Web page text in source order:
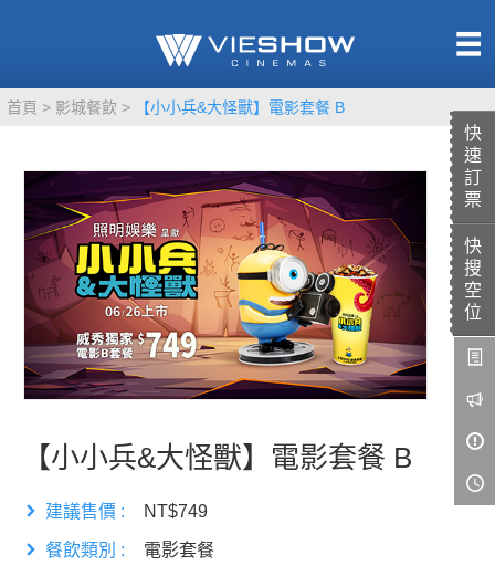
快
速
訂
票
快
搜
空
位
首頁 影城餐飲 【小小兵&大怪獸】電影套餐 B
【小小兵&大怪獸】電影套餐 B
建議售價 : NT$749
餐飲類別 : 電影套餐
熱售中
TITAN SCREEN
MUCROWN
IMAX
4DX
VR 演唱會
GOLD CLASS
LIVE演唱會
影城餐飲
UNICORN